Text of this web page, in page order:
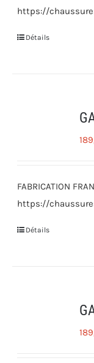
https://
Détails
FABRICATION
https://
Détails